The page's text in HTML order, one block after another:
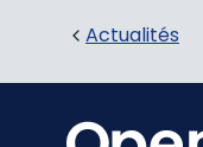
Actualités